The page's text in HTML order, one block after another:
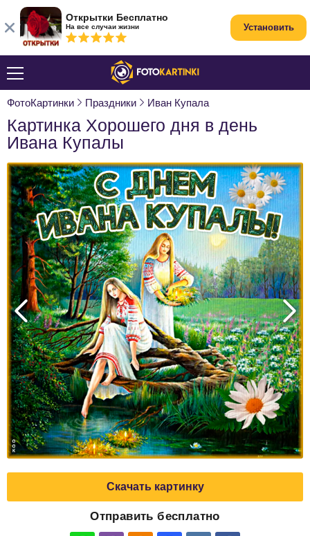
ФотоКартинки Праздники Иван Купала
Картинка Хорошего дня в день
Ивана Купалы
Скачать картинку
Отправить бесплатно
Открытки Бесплатно
На все случаи жизни Установить